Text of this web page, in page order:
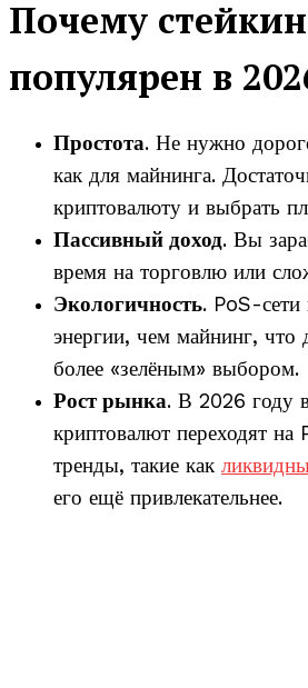
Почему
популярен в
Простота. Не нужно
как для майнинга.
криптовалюту и выбрать
Пассивный доход. Вы
время на торговлю или
Экологичность. PoS-
энергии, чем майнинг, что
более «зелёным» выбором.
Рост рынка. В 2026 году
криптовалют переходят на
тренды, такие как
его ещё привлекательнее.